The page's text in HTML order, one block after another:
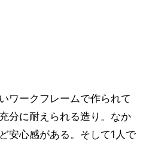
ワークフレームで作られて
分に耐えられる造り。なか
安心感がある。そして1人で